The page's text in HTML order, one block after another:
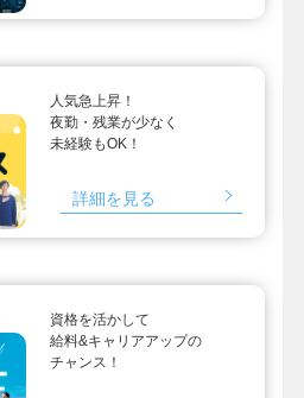
人気急上昇！
夜勤・残業が少なく
未経験もOK！
詳細を見る
資格を活かして
給料&キャリアアップの
チャンス！